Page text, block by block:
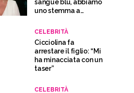
sangue blu, abbiamo
uno stemma a
CELEBRITÀ
Cicciolina fa
arrestare il figlio: “Mi
ha minacciata con un
taser”
CELEBRITÀ